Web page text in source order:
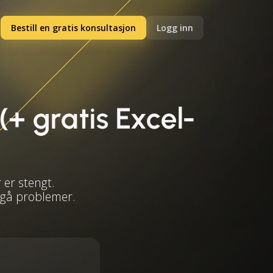
Bestill en gratis konsultasjon Logg inn
gratis Excel-
stengt.
problemer.